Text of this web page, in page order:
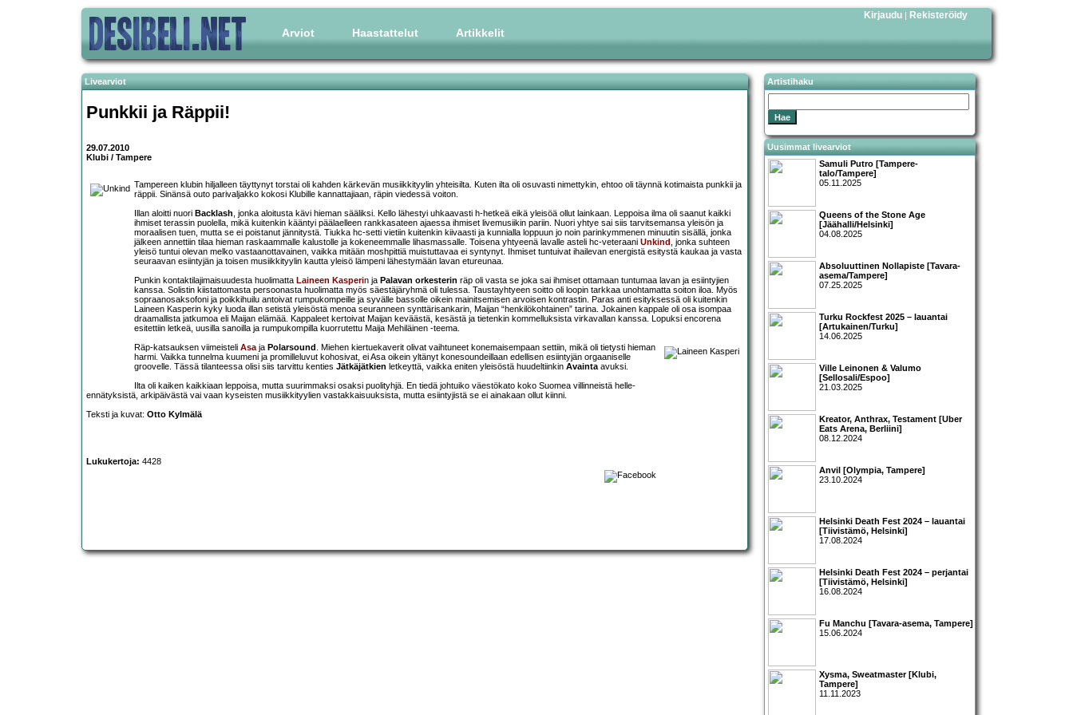
Arviot Haastattelut Artikkelit
Kirjaudu | Rekisteröidy
Livearviot
Punkkii ja Räppii!
29.07.2010
Klubi / Tampere
Tampereen klubin hiljalleen täyttynyt torstai oli kahden kärkevän musiikkityylin yhteisilta. Kuten ilta oli osuvasti nimettykin, ehtoo oli täynnä kotimaista punkkii ja
räppii. Sinänsä outo parivaljakko kokosi Klubille kannattajiaan, räpin viedessä voiton.
Illan aloitti nuori Backlash, jonka aloitusta kävi hieman sääliksi. Kello lähestyi uhkaavasti h-hetkeä eikä yleisöä ollut lainkaan. Leppoisa ilma oli saanut kaikki
ihmiset terassin puolella, mikä kuitenkin kääntyi päälaelleen rankkasateen ajaessa ihmiset livemusiikin pariin. Nuori yhtye sai siis tarvitsemansa yleisön ja
moraalisen tuen, mutta se ei poistanut jännitystä. Tiukka hc-setti vietiin kuitenkin kiivaasti ja kunnialla loppuun jo noin parinkymmenen minuutin sisällä, jonka
jälkeen annettiin tilaa hieman raskaammalle kalustolle ja kokeneemmalle lihasmassalle. Toisena yhtyeenä lavalle asteli hc-veteraani Unkind , jonka suhteen
yleisö tuntui olevan melko vastaanottavainen, vaikka mitään moshpittiä muistuttavaa ei syntynyt. Ihmiset tuntuivat ihailevan energistä esitystä kaukaa ja vasta
seuraavan esiintyjän ja toisen musiikkityylin kautta yleisö lämpeni lähestymään lavan etureunaa.
Punkin kontaktilajimaisuudesta huolimatta Laineen Kasperin ja Palavan orkesterin räp oli vasta se joka sai ihmiset ottamaan tuntumaa lavan ja esiintyjien
kanssa. Solistin kiistattomasta persoonasta huolimatta myös säestäjäryhmä oli tulessa. Taustayhtyeen soitto oli loopin tarkkaa unohtamatta soiton iloa. Myös
sopraanosaksofoni ja poikkihuilu antoivat rumpukompeille ja syvälle bassolle oikein mainitsemisen arvoisen kontrastin. Paras anti esityksessä oli kuitenkin
Laineen Kasperin kyky luoda illan setistä yleisöstä menoa seuranneen synttärisankarin, Maijan “henkilökohtainen” tarina. Jokainen kappale oli osa isompaa
draamallista jatkumoa eli Maijan elämää. Kappaleet kertoivat Maijan keväästä, kesästä ja tietenkin kommelluksista virkavallan kanssa. Lopuksi encorena
esitettiin letkeä, uusilla sanoilla ja rumpukompilla kuorrutettu Maija Mehiläinen -teema.
Räp-katsauksen viimeisteli Asaja Polarsound . Miehen kiertuekaverit olivat vaihtuneet konemaisempaan settiin, mikä oli tietysti hieman
harmi. Vaikka tunnelma kuumeni ja promilleluvut kohosivat, ei Asa oikein yltänyt konesoundeillaan edellisen esiintyjän orgaaniselle
groovelle. Tässä tilanteessa olisi siis tarvittu kenties Jätkäjätkien letkeyttä, vaikka eniten yleisöstä huudeltiinkin Avaintaavuksi.
Ilta oli kaiken kaikkiaan leppoisa, mutta suurimmaksi osaksi puolityhjä. En tiedä johtuiko väestökato koko Suomea villinneistä helle-
ennätyksistä, arkipäivästä vai vaan kyseisten musiikkityylien vastakkaisuuksista, mutta esiintyjistä se ei ainakaan ollut kiinni.
Teksti ja kuvat: Otto Kylmälä
Lukukertoja: 4428
Artistihaku
Uusimmat livearviot
Samuli Putro [Tampere-
talo/Tampere]
05.11.2025
Queens of the Stone Age
[Jäähalli/Helsinki]
04.08.2025
Absoluuttinen Nollapiste [Tavara-
asema/Tampere]
07.25.2025
Turku Rockfest 2025 – lauantai
[Artukainen/Turku]
14.06.2025
Ville Leinonen & Valumo
[Sellosali/Espoo]
21.03.2025
Kreator, Anthrax, Testament [Uber
Eats Arena, Berliini]
08.12.2024
Anvil [Olympia, Tampere]
23.10.2024
Helsinki Death Fest 2024 – lauantai
[Tiivistämö, Helsinki]
17.08.2024
Helsinki Death Fest 2024 – perjantai
[Tiivistämö, Helsinki]
16.08.2024
Fu Manchu [Tavara-asema, Tampere]
15.06.2024
Xysma, Sweatmaster [Klubi,
Tampere]
11.11.2023